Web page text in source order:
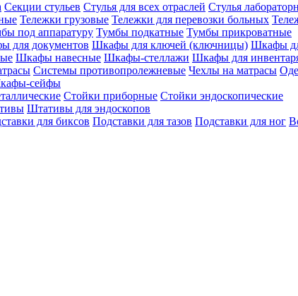
Секции стульев Стулья для всех отраслей Стулья
Тележки грузовые Тележки для перевозки больных
под аппаратуру Тумбы подкатные Тумбы прикроватные
для документов Шкафы для ключей (ключницы) Шкафы
Шкафы навесные Шкафы-стеллажи Шкафы для
Системы противопролежневые Чехлы на матрасы
сейфы
Стойки приборные Стойки эндоскопические
Штативы для эндоскопов
для биксов Подставки для тазов Подставки для ног